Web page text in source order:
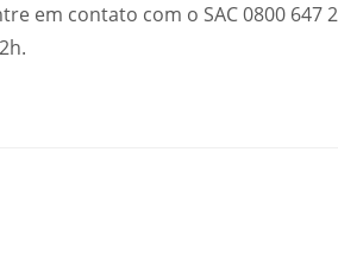
em contato com o SAC 0800 647